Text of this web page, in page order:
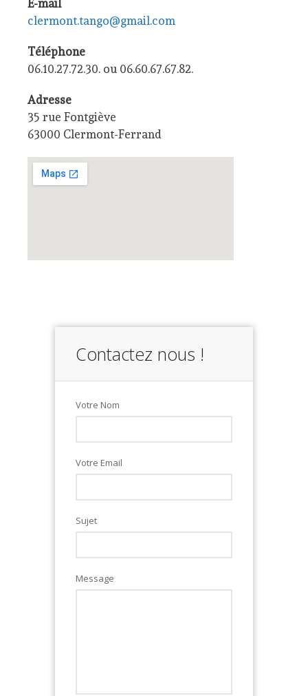
E-mail
clermont.tango@gmail.com
Téléphone
06.10.27.72.30. ou 06.60.67.67.82.
Adresse
35 rue Fontgiève
63000 Clermont-Ferrand
Contactez nous !
Votre Nom
Votre Email
Sujet
Message